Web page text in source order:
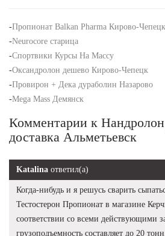
-Пропионат Balkan Pharma Кирово-Чепецк
-Neurocore старица
-Спортвики Курсы На Массу
-Оксандролон дешево Кирово-Чепецк
-Провирон + Дека дураболин Назарово
-Mega Mass Демянск
Комментарии к
доставка Альметьевск
Katalina ответил(а)
Когда-нибудь и я решусь сварить
Тестостерон Пропионат в магазине
соответствии со всеми действующими
грузоподъемность составляет до 20